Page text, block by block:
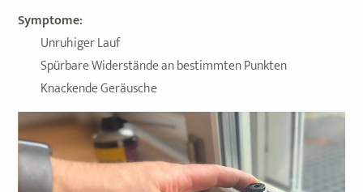
Symptome:
Unruhiger Lauf
Spürbare Widerstände an bestimmten Punkten
Knackende Geräusche